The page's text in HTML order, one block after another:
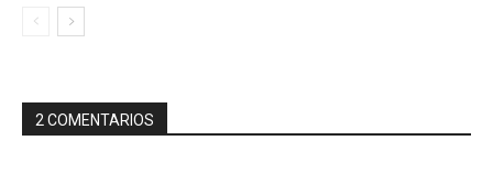
2 COMENTARIOS